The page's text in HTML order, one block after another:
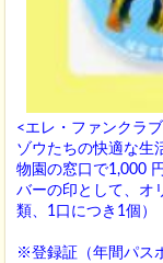
<エレ・ファンクラ
ゾウたちの快適な生
物園の窓口で1,000
バーの印として、オ
類、1口につき1個）
※登録証（年間パス